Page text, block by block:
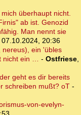
überhaupt nicht.
ab ist. Genozid
Man nennt sie
07.10.2024, 20:36
nereus), ein 'übles
nicht ein … - Ostfriese,
geht es dir bereits
schreiben mußt? oT -
von-evelyn-